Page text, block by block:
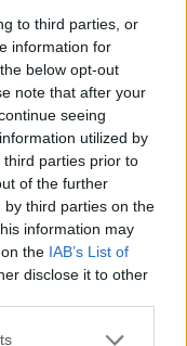
to third parties, or
information for
below opt-out
note that after your
seeing
utilized by
parties prior to
of the further
third parties on the
information may
the IAB’s List of
disclose it to other
– trots